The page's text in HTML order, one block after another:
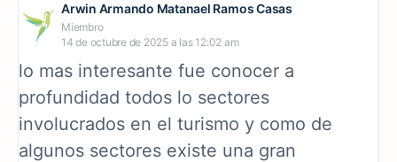
Arwin Armando Matanael Ramos Casas
Miembro
14 de octubre de 2025 a las 12:02 am
lo mas interesante fue conocer a
profundidad todos lo sectores
involucrados en el turismo y como de
algunos sectores existe una gran